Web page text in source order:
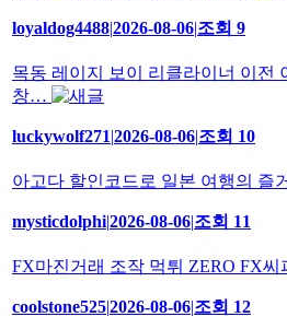
loyaldog4488|2026-08-06|조회 9
목동 레이지 보이 리클라이너 이전
창…
luckywolf271|2026-08-06|조회 10
아고다 할인코드로 일본 여행의 즐
mysticdolphi|2026-08-06|조회 11
FX마진거래 조작 먹튀 ZERO FX
coolstone525|2026-08-06|조회 12